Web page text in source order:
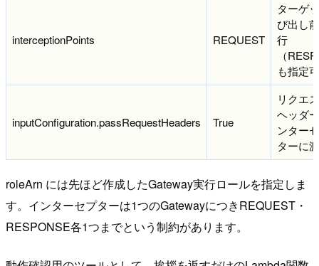
interceptionPoints REQUEST
ターゲ
び出し
行
（
も指定
inputConfiguration.passRequestHeaders True
リクエ
ヘッダ
ンター
ターに
roleArn には先ほど作成したGateway実行ロールを指定しま
す。インターセプターは1つのGatewayにつきREQUEST・
RESPONSE各1つまでという制約があります。